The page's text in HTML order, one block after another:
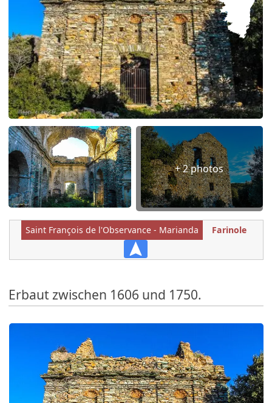
+ 2 photos
Saint François de l'Observance - Marianda Farinole
Erbaut zwischen 1606 und 1750.